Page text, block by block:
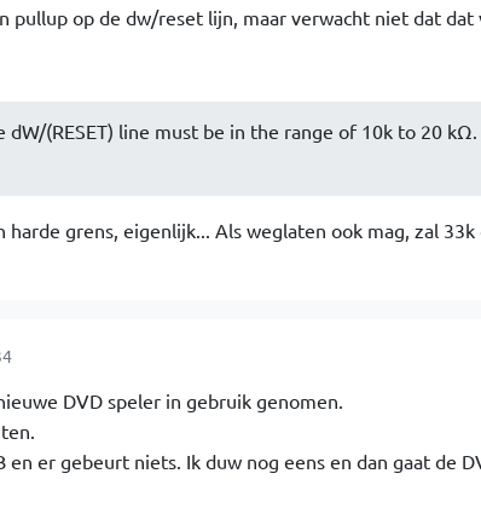
pullup op de dw/reset lijn, maar verwacht niet dat dat
dW/(RESET) line must be in the range of 10k to 20
harde grens, eigenlijk... Als weglaten ook mag, zal
DVD speler in gebruik genomen.
en er gebeurt niets. Ik duw nog eens en dan gaat de